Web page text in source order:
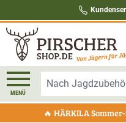
MENÜ
🔥 HÄRKILA